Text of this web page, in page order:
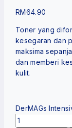
RM64.90
Toner yang
kesegaran dan
maksima
dan memberi
kulit.
DerMAGs